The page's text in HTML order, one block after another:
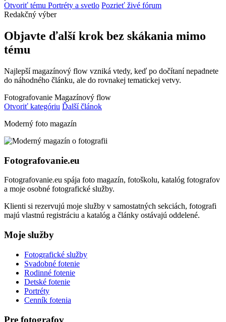
Otvoriť tému Portréty a svetlo Pozrieť živé fórum
Redakčný výber
Objavte ďalší krok bez skákania mimo
tému
Najlepší magazínový flow vzniká vtedy, keď po dočítaní nepadnete
do náhodného článku, ale do rovnakej tematickej vetvy.
Fotografovanie Magazínový flow
Otvoriť kategóriu Ďalší článok
Moderný foto magazín
Fotografovanie.eu
Fotografovanie.eu spája foto magazín, fotoškolu, katalóg fotografov
a moje osobné fotografické služby.
Klienti si rezervujú moje služby v samostatných sekciách, fotografi
majú vlastnú registráciu a katalóg a články ostávajú oddelené.
Moje služby
Fotografické služby
Svadobné fotenie
Rodinné fotenie
Detské fotenie
Portréty
Cenník fotenia
Pre fotografov